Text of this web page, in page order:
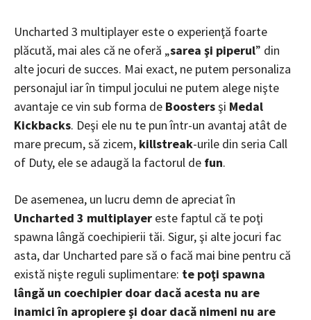
Uncharted 3 multiplayer este o experienţă foarte
plăcută, mai ales că ne oferă „sarea şi piperul” din
alte jocuri de succes. Mai exact, ne putem personaliza
personajul iar în timpul jocului ne putem alege nişte
avantaje ce vin sub forma de Boostersşi Medal
Kickbacks. Deşi ele nu te pun într-un avantaj atât de
mare precum, să zicem, killstreak-urile din seria Call
of Duty, ele se adaugă la factorul de fun.
De asemenea, un lucru demn de apreciat în
Uncharted 3 multiplayer este faptul că te poţi
spawna lângă coechipierii tăi. Sigur, şi alte jocuri fac
asta, dar Uncharted pare să o facă mai bine pentru că
există nişte reguli suplimentare: te poţi spawna
lângă un coechipier doar dacă acesta nu are
inamici în apropiere şi doar dacă nimeni nu are